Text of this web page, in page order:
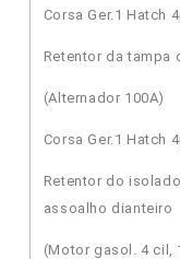
Corsa Ger.1 Hatch
Retentor da tampa
(Alternador 100A)
Corsa Ger.1 Hatch
Retentor do
assoalho dianteiro
(Motor gasol. 4 cil,